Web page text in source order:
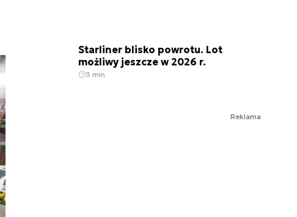
Starliner blisko powrotu. Lot
możliwy jeszcze w 2026 r.
3 min.
Reklama